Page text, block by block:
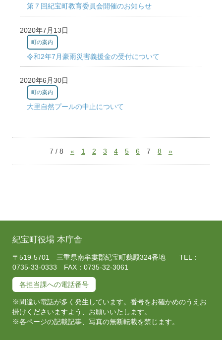
第７回紀宝町教育委員会開催のお知らせ
2020年7月13日
町の案内
令和2年7月豪雨災害義援金の受付について
2020年6月30日
町の案内
大里自然プールの中止について
7 / 8 « 1 2 3 4 5 6 7 8 »
紀宝町役場 本庁舎
〒519-5701 三重県南牟婁郡紀宝町鵜殿324番地 TEL：
0735-33-0333 FAX：0735-32-3061
各担当課への電話番号
※間違い電話が多く発生しています。番号をお確かめのうえお
掛けくださいますよう、お願いいたします。
※各ページの記載記事、写真の無断転載を禁じます。